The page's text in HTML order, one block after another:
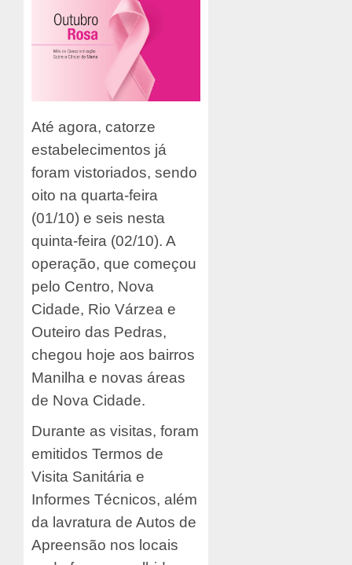
Até agora, catorze
estabelecimentos já
foram vistoriados, sendo
oito na quarta-feira
(01/10) e seis nesta
quinta-feira (02/10). A
operação, que começou
pelo Centro, Nova
Cidade, Rio Várzea e
Outeiro das Pedras,
chegou hoje aos bairros
Manilha e novas áreas
de Nova Cidade.
Durante as visitas, foram
emitidos Termos de
Visita Sanitária e
Informes Técnicos, além
da lavratura de Autos de
Apreensão nos locais